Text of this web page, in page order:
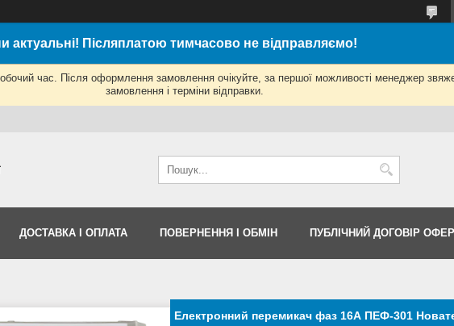
актуальні! Післяплатою тимчасово не відправляємо!
час. Після оформлення замовлення очікуйте, за першої можливості менеджер
замовлення і терміни відправки.
ДОСТАВКА І ОПЛАТА ПОВЕРНЕННЯ І ОБМІН ПУБЛІЧНИЙ ДОГОВІР
Електронний перемикач фаз 16А ПЕФ-301